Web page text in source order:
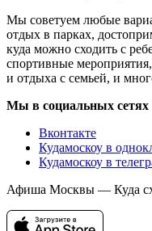
Мы советуем любые
отдых в парках,
куда можно сходить с
спортивные
и отдыха с семьей, и
Мы в социальных сетях
Вконтакте
Кудамоскоу в
Кудамоскоу в
Афиша Москвы — Куда